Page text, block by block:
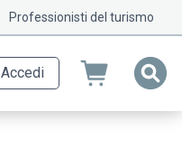
Professionisti del turismo
Accedi